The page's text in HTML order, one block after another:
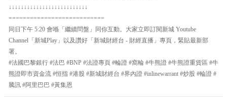
↓↓↓↓↓↓↓↓↓↓↓↓↓↓↓↓↓↓↓↓↓↓↓↓↓↓
===========================
同日下午 5:20 會喺「繼續問盤」同你互動。大家立即訂閱新城 Youtube
Channel「新城Play」以及讚好「新城財經台 - 財經直播」專頁，緊貼最新部
署。
#法國巴黎銀行 #法巴 #BNP #法證專頁 #輪證 #窩輪 #牛熊證 #牛熊證重貨區 #牛
熊證即市資金流 #恒指 #港股 #新城財經台 #界內證 #inlinewarrant #炒股 #輪證 #
騰訊 #阿里巴巴 #黃集恩